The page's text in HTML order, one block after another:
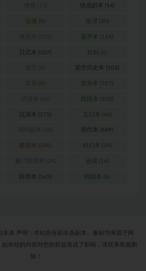
情感剧本 (14)
惊悚 (8) 推理 (30)
新手本 (164)
日式本 (107) 机制 (6)
架空历史本 (102)
欢乐 (8) 欢乐本 (317)
民国本 (103)
沉浸本 (175) 玄幻本 (44)
现代本 (689)
硬核本 (286) 科幻本 (34)
还原 (14)
阵营本 (165) 韩国本 (6)
本杀 声明：本站所有剧本杀剧本、素材均来源于网
本站的内容对您的权益造成了影响，请联系客服删
除！